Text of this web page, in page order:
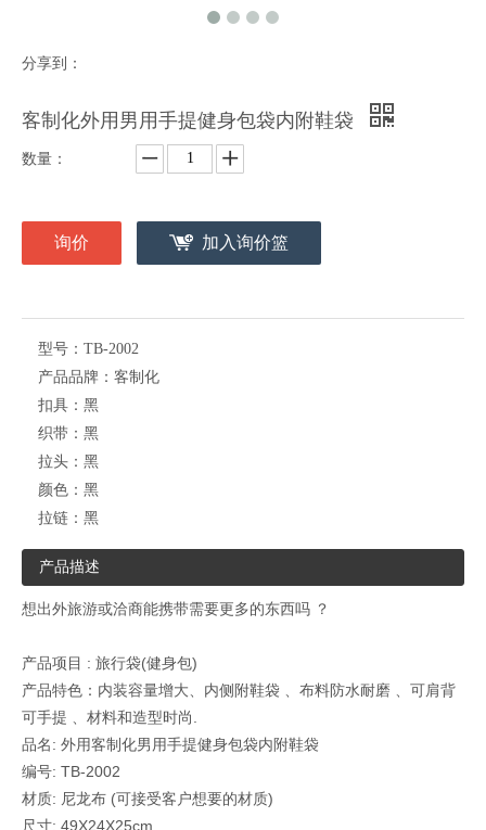
分享到：
客制化外用男用手提健身包袋内附鞋袋
数量：
询价 加入询价篮
型号： TB-2002
产品品牌： 客制化
扣具： 黑
织带： 黑
拉头： 黑
颜色： 黑
拉链： 黑
产品描述
想出外旅游或洽商能携带需要更多的东西吗 ？
产品项目 : 旅行袋(健身包)
产品特色：内装容量增大、内侧附鞋袋 、布料防水耐磨 、可肩背
可手提 、材料和造型时尚.
品名: 外用客制化男用手提健身包袋内附鞋袋
编号: TB-2002
材质: 尼龙布 (可接受客户想要的材质)
尺寸: 49X24X25cm